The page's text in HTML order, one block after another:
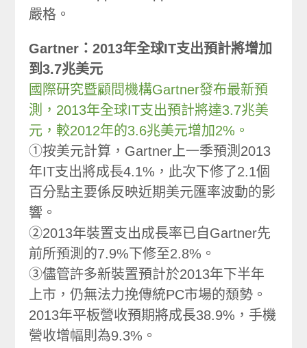
嚴格。
Gartner：2013年全球IT支出預計將增加
到3.7兆美元
國際研究暨顧問機構Gartner發布最新預
測，2013年全球IT支出預計將達3.7兆美
元，較2012年的3.6兆美元增加2%。
①按美元計算，Gartner上一季預測2013
年IT支出將成長4.1%，此次下修了2.1個
百分點主要係反映近期美元匯率波動的影
響。
②2013年裝置支出成長率已自Gartner先
前所預測的7.9%下修至2.8%。
③儘管許多新裝置預計於2013年下半年
上市，仍無法力挽傳統PC市場的頹勢。
2013年平板營收預期將成長38.9%，手機
營收增幅則為9.3%。